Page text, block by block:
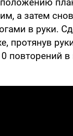
а затем
в руки.
протянув
повторений